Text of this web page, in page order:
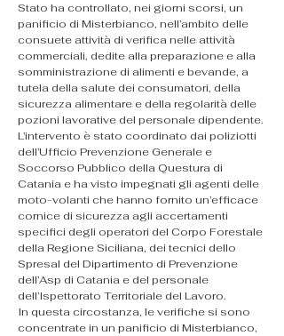
Stato ha controllato, nei giorni scorsi, un
panificio di Misterbianco, nell’ambito delle
consuete attività di verifica nelle attività
commerciali, dedite alla preparazione e alla
somministrazione di alimenti e bevande, a
tutela della salute dei consumatori, della
sicurezza alimentare e della regolarità delle
pozioni lavorative del personale dipendente.
L’intervento è stato coordinato dai poliziotti
dell’Ufficio Prevenzione Generale e
Soccorso Pubblico della Questura di
Catania e ha visto impegnati gli agenti delle
moto-volanti che hanno fornito un’efficace
cornice di sicurezza agli accertamenti
specifici degli operatori del Corpo Forestale
della Regione Siciliana, dei tecnici dello
Spresal del Dipartimento di Prevenzione
dell’Asp di Catania e del personale
dell’Ispettorato Territoriale del Lavoro.
In questa circostanza, le verifiche si sono
concentrate in un panificio di Misterbianco,